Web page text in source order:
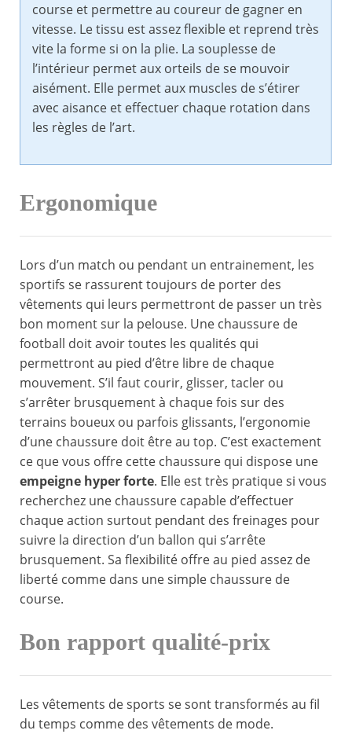
course et permettre au coureur de gagner en
vitesse. Le tissu est assez flexible et reprend très
vite la forme si on la plie. La souplesse de
l’intérieur permet aux orteils de se mouvoir
aisément. Elle permet aux muscles de s’étirer
avec aisance et effectuer chaque rotation dans
les règles de l’art.
Ergonomique
Lors d’un match ou pendant un entrainement, les
sportifs se rassurent toujours de porter des
vêtements qui leurs permettront de passer un très
bon moment sur la pelouse. Une chaussure de
football doit avoir toutes les qualités qui
permettront au pied d’être libre de chaque
mouvement. S’il faut courir, glisser, tacler ou
s’arrêter brusquement à chaque fois sur des
terrains boueux ou parfois glissants, l’ergonomie
d’une chaussure doit être au top. C’est exactement
ce que vous offre cette chaussure qui dispose une
empeigne hyper forte. Elle est très pratique si vous
recherchez une chaussure capable d’effectuer
chaque action surtout pendant des freinages pour
suivre la direction d’un ballon qui s’arrête
brusquement. Sa flexibilité offre au pied assez de
liberté comme dans une simple chaussure de
course.
Bon rapport qualité-prix
Les vêtements de sports se sont transformés au fil
du temps comme des vêtements de mode.